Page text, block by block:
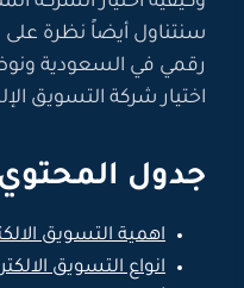
سنتناول أيضاً نظرة
رقمي في السعودية
اختيار شركة التسويق
جدول المحتوي
اهمية التسويق
انواع التسويق